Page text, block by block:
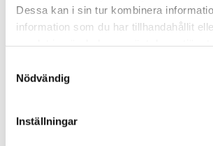
Dessa kan i sin tur kombinera
information som du har tillhandahållit
Nödvändig
Inställningar
Omdömen